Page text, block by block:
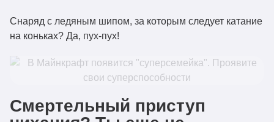
Снаряд с ледяным шипом, за которым следует катание
на коньках? Да, пух-пух!
Смертельный приступ